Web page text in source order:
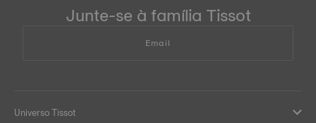
Junte-se à família Tissot
Email
Universo Tissot